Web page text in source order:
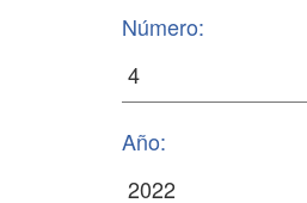
Número:
Año: